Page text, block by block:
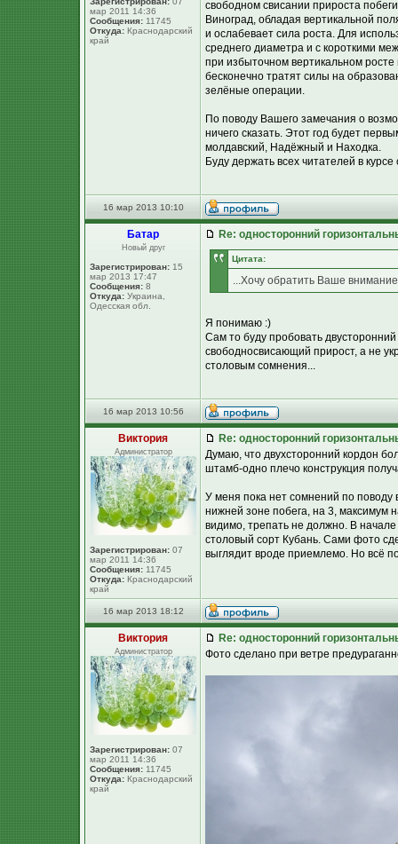
мар 2011 14:36
Сообщения: 11745
Откуда: Краснодарский
край
свободном свисании прироста
Виноград, обладая вертикальной
и ослабевает сила роста. Для
среднего диаметра и с короткими
при избыточном вертикальном
бесконечно тратят силы на
зелёные операции.
По поводу Вашего замечания о
ничего сказать. Этот год будет
молдавский, Надёжный и Находка.
Буду держать всех читателей в
16 мар 2013 10:10
Батар
Новый друг
Зарегистрирован: 15
мар 2013 17:47
Сообщения: 8
Откуда: Украина,
Одесская обл.
Re: односторонний
Цитата:
...Хочу обратить Ваше
Я понимаю :)
Сам то буду пробовать
свободносвисающий прирост, а не
столовым сомнения...
16 мар 2013 10:56
Виктория
Администратор
Зарегистрирован: 07
мар 2011 14:36
Сообщения: 11745
Откуда: Краснодарский
край
Re: односторонний
Думаю, что двухсторонний кордон
штамб-одно плечо конструкция
У меня пока нет сомнений по
нижней зоне побега, на 3, максимум
видимо, трепать не должно. В
столовый сорт Кубань. Сами фото
выглядит вроде приемлемо. Но всё
16 мар 2013 18:12
Виктория
Администратор
Зарегистрирован: 07
мар 2011 14:36
Сообщения: 11745
Откуда: Краснодарский
край
Re: односторонний
Фото сделано при ветре